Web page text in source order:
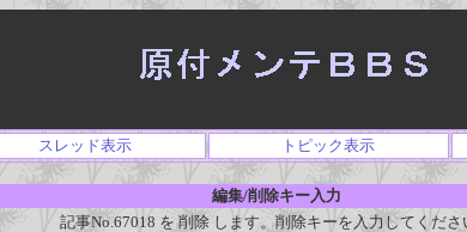
スレッド表示 トピック表示
編集/削除キー入力
記事No.67018 を 削除 します。削除キーを入力してくださ